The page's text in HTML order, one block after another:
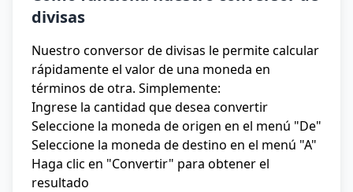
divisas
Nuestro conversor de divisas le permite calcular
rápidamente el valor de una moneda en
términos de otra. Simplemente:
Ingrese la cantidad que desea convertir
Seleccione la moneda de origen en el menú "De"
Seleccione la moneda de destino en el menú "A"
Haga clic en "Convertir" para obtener el
resultado